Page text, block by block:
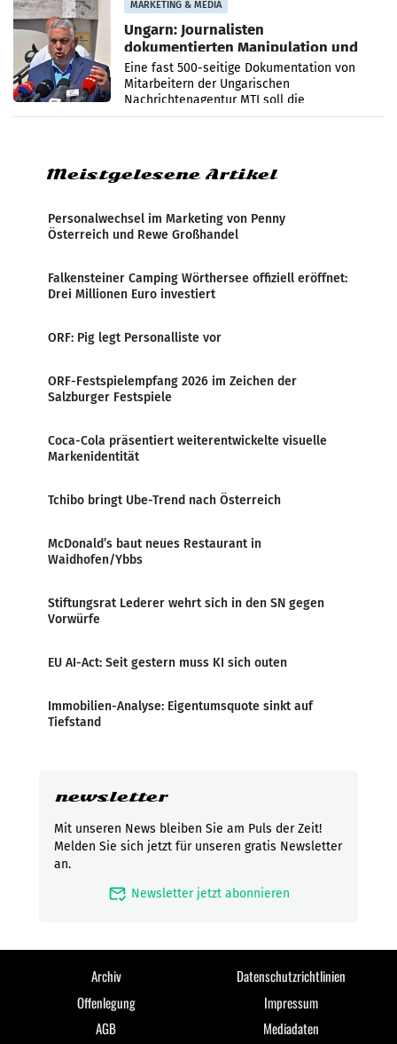
MARKETING & MEDIA
Ungarn: Journalisten
dokumentierten Manipulation und
Zensur
Eine fast 500-seitige Dokumentation von
Mitarbeitern der Ungarischen
Nachrichtenagentur MTI soll die
systematische Nachrichten-Manipulation und
Meistgelesene Artikel
Personalwechsel im Marketing von Penny
Österreich und Rewe Großhandel
Falkensteiner Camping Wörthersee offiziell eröffnet:
Drei Millionen Euro investiert
ORF: Pig legt Personalliste vor
ORF-Festspielempfang 2026 im Zeichen der
Salzburger Festspiele
Coca-Cola präsentiert weiterentwickelte visuelle
Markenidentität
Tchibo bringt Ube-Trend nach Österreich
McDonald’s baut neues Restaurant in
Waidhofen/Ybbs
Stiftungsrat Lederer wehrt sich in den SN gegen
Vorwürfe
EU AI-Act: Seit gestern muss KI sich outen
Immobilien-Analyse: Eigentumsquote sinkt auf
Tiefstand
newsletter
Mit unseren News bleiben Sie am Puls der Zeit!
Melden Sie sich jetzt für unseren gratis Newsletter
an.
mark_email_read Newsletter jetzt abonnieren
Archiv
Datenschutzrichtlinien
Offenlegung
Impressum
AGB
Mediadaten